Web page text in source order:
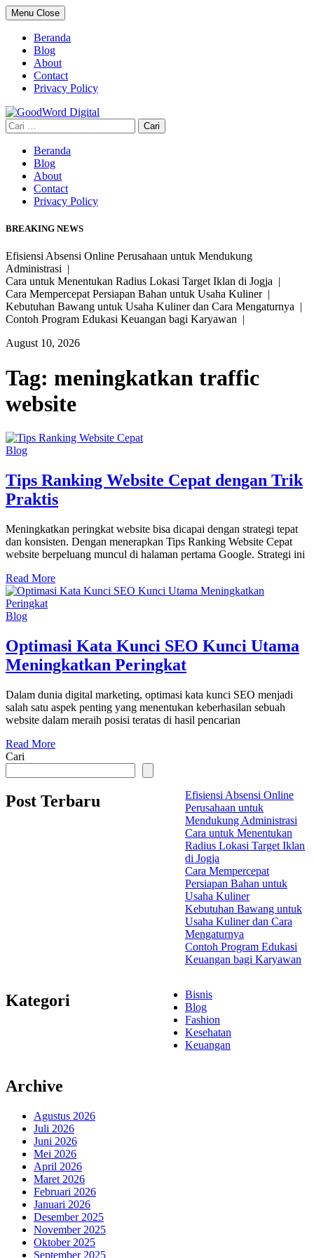
Skip
to
content
Menu Close
Beranda
Blog
About
Contact
Privacy Policy
Cari
untuk:
Beranda
Blog
About
Contact
Privacy Policy
BREAKING NEWS
Efisiensi Absensi Online Perusahaan untuk Mendukung
Administrasi |
Cara untuk Menentukan Radius Lokasi Target Iklan di Jogja |
Cara Mempercepat Persiapan Bahan untuk Usaha Kuliner |
Kebutuhan Bawang untuk Usaha Kuliner dan Cara Mengaturnya |
Contoh Program Edukasi Keuangan bagi Karyawan |
August 10, 2026
Tag: meningkatkan traffic
website
Blog
Tips Ranking Website Cepat dengan Trik
Praktis
Meningkatkan peringkat website bisa dicapai dengan strategi tepat
dan konsisten. Dengan menerapkan Tips Ranking Website Cepat
website berpeluang muncul di halaman pertama Google. Strategi ini
Read More
Blog
Optimasi Kata Kunci SEO Kunci Utama
Meningkatkan Peringkat
Dalam dunia digital marketing, optimasi kata kunci SEO menjadi
salah satu aspek penting yang menentukan keberhasilan sebuah
website dalam meraih posisi teratas di hasil pencarian
Read More
Cari
Post Terbaru
Efisiensi Absensi Online
Perusahaan untuk
Mendukung Administrasi
Cara untuk Menentukan
Radius Lokasi Target Iklan
di Jogja
Cara Mempercepat
Persiapan Bahan untuk
Usaha Kuliner
Kebutuhan Bawang untuk
Usaha Kuliner dan Cara
Mengaturnya
Contoh Program Edukasi
Keuangan bagi Karyawan
Kategori
Bisnis
Blog
Fashion
Kesehatan
Keuangan
Archive
Agustus 2026
Juli 2026
Juni 2026
Mei 2026
April 2026
Maret 2026
Februari 2026
Januari 2026
Desember 2025
November 2025
Oktober 2025
September 2025